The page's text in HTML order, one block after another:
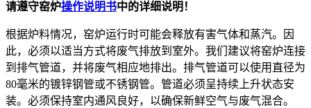
请遵守窑炉操作说明书中的详细说明！
根据炉料情况，窑炉运行时可能会释放有害气体和蒸汽。因
此，必须以适当方式将废气排放到室外。我们建议将窑炉连接
到排气管道，并将废气相应地排出。排气管道可以使用直径为
80毫米的镀锌钢管或不锈钢管。管道必须呈持续上升状态安
装。必须保持室内通风良好，以确保新鲜空气与废气混合。